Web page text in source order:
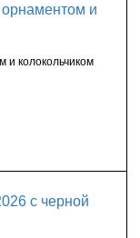
и колокольчиком